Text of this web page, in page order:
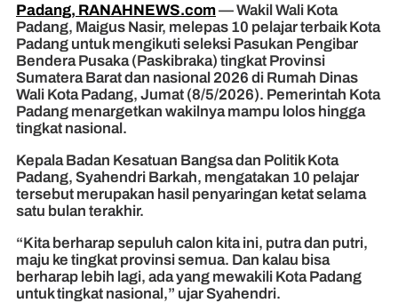
Padang, RANAHNEWS.com— Wakil Wali Kota
Padang, Maigus Nasir, melepas 10 pelajar terbaik Kota
Padang untuk mengikuti seleksi Pasukan Pengibar
Bendera Pusaka (Paskibraka) tingkat Provinsi
Sumatera Barat dan nasional 2026 di Rumah Dinas
Wali Kota Padang, Jumat (8/5/2026). Pemerintah Kota
Padang menargetkan wakilnya mampu lolos hingga
tingkat nasional.
Kepala Badan Kesatuan Bangsa dan Politik Kota
Padang, Syahendri Barkah, mengatakan 10 pelajar
tersebut merupakan hasil penyaringan ketat selama
satu bulan terakhir.
“Kita berharap sepuluh calon kita ini, putra dan putri,
maju ke tingkat provinsi semua. Dan kalau bisa
berharap lebih lagi, ada yang mewakili Kota Padang
untuk tingkat nasional,” ujar Syahendri.